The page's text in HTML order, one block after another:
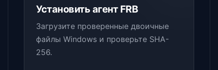
Установить агент FRB
Загрузите проверенные двоичные
файлы Windows и проверьте SHA-
256.